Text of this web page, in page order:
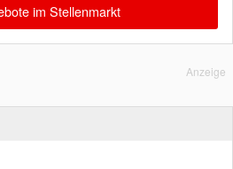
im Stellenmarkt
Anzeige